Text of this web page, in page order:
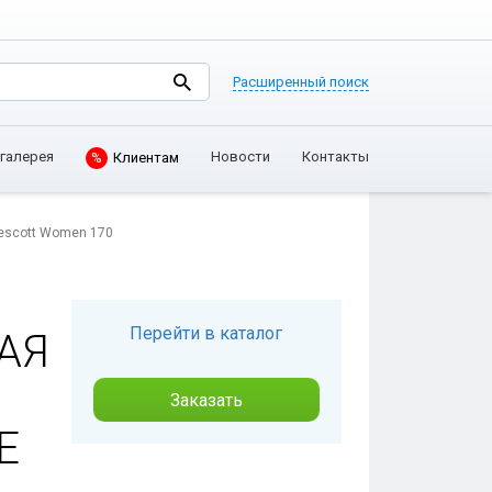
Расширенный поиск
% Клиентам Новости Контакты
Women 170
Перейти в каталог
Заказать